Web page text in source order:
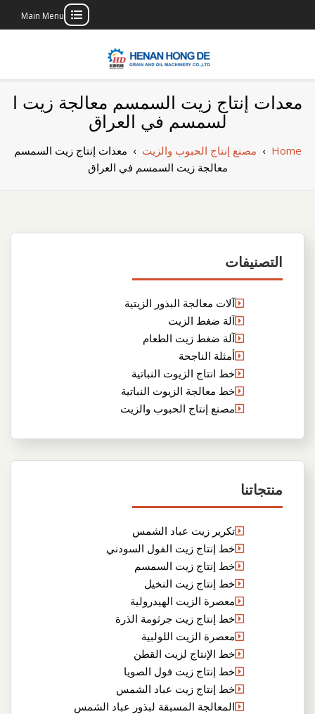
Main Menu
بناء مصنع إنتاج
الزيوت النباتية
الخاص بك
معدات إنتاج زيت السمسم معالجة زيت ا
لسمسم في العراق
Home
› مصنع إنتاج الحبوب والزيت › معدات إنتاج زيت السمسم
معالجة زيت السمسم في العراق
التصنيفات
آلات معالجة البذور الزيتية
آلة ضغط الزيت
آلة ضغط زيت الطعام
أمثلة الناجحة
خط انتاج الزيوت النباتية
خط معالجة الزيوت النباتية
مصنع إنتاج الحبوب والزيت
منتجاتنا
تكرير زيت عباد الشمس
خط إنتاج زيت الفول السودني
خط إنتاج زيت السمسم
خط إنتاج زيت النخيل
معصرة الزيت الهيدرولية
خط إنتاج زيت جرثومة الذرة
معصرة الزيت اللولبية
خط الإنتاج لزيت القطن
خط إنتاج زيت فول الصويا
خط إنتاج زيت عباد الشمس
المعالجة المسبقة لبذور عباد الشمس